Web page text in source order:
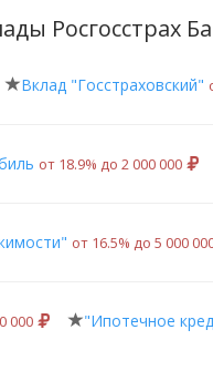
Росгосстрах
Вклад "Госстраховский"
от 18.9% до 2 000 000
от 16.5% до 5 000
000 "Ипотечное